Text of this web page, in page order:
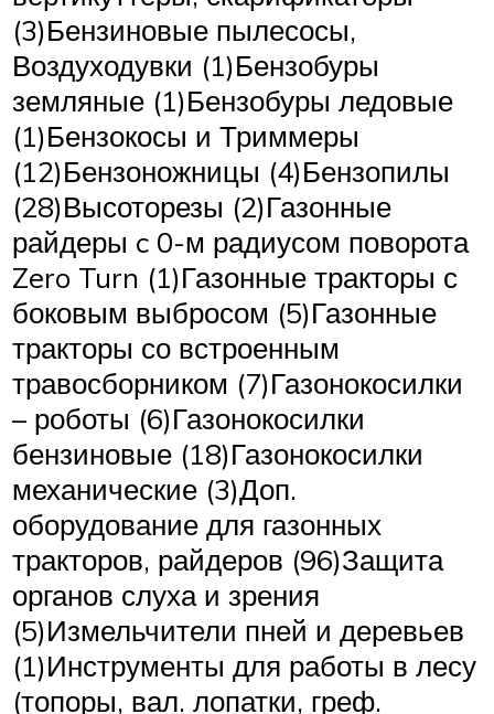
(3)Бензиновые пылесосы,
Воздуходувки (1)Бензобуры
земляные (1)Бензобуры ледовые
(1)Бензокосы и Триммеры
(12)Бензоножницы (4)Бензопилы
(28)Высоторезы (2)Газонные
райдеры c 0-м радиусом поворота
Zero Turn (1)Газонные тракторы с
боковым выбросом (5)Газонные
тракторы со встроенным
травосборником (7)Газонокосилки
– роботы (6)Газонокосилки
бензиновые (18)Газонокосилки
механические (3)Доп.
оборудование для газонных
тракторов, райдеров (96)Защита
органов слуха и зрения
(5)Измельчители пней и деревьев
(1)Инструменты для работы в лесу
(топоры, вал. лопатки, греф.